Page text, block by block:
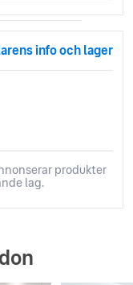
info och lager
produkter
lag.